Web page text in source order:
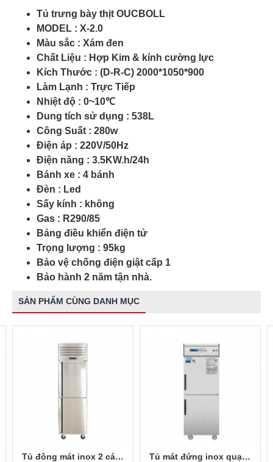
Tủ trưng bày thịt OUCBOLL
MODEL : X-2.0
Màu sắc : Xám đen
Chất Liệu : Hợp Kim & kính cường lực
Kích Thước : (D-R-C) 2000*1050*900
Làm Lạnh : Trực Tiếp
Nhiệt độ : 0~10℃
Dung tích sử dụng : 538L
Công Suất : 280w
Điện áp : 220V/50Hz
Điện năng : 3.5KW.h/24h
Bánh xe : 4 bánh
Đèn : Led
Sấy kính : không
Gas : R290/85
Bảng điều khiển điện tử
Trọng lượng : 95kg
Bảo vệ chống điện giật cấp 1
Bảo hành 2 năm tận nhà.
SẢN PHẨM CÙNG DANH MỤC
Tủ đông mát inox 2 cánh 2 chế độ KM-TDM-2C Tủ mát đứng inox quạt gió MDQ.2I600 2 cánh